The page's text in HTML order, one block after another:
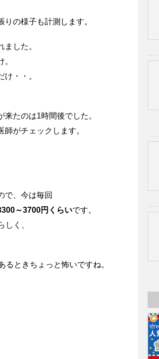
の様子も計測します。
した。
・・。
たのは1時間後でした。
がチェックします。
で、今は毎回
～3700円くらいです。
しく、
ときちょっと怖いですね。